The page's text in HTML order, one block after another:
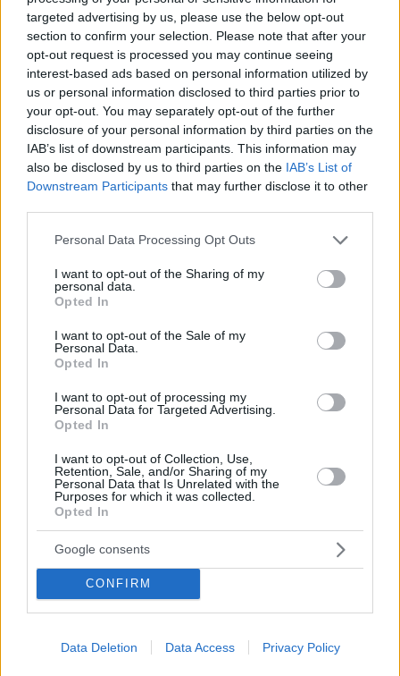
targeted advertising by us, please use the below opt-out
section to confirm your selection. Please note that after your
opt-out request is processed you may continue seeing
interest-based ads based on personal information utilized by
us or personal information disclosed to third parties prior to
your opt-out. You may separately opt-out of the further
disclosure of your personal information by third parties on the
IAB’s list of downstream participants. This information may
also be disclosed by us to third parties on the IAB’s List of
Downstream Participants that may further disclose it to other
Please note that this website/app uses one or more Google
not limited to your visit or usage behaviour. You may click to
grant or deny consent to Google and its third-party tags to
use your data for below specified purposes in below Google
consent section.
Personal Data Processing Opt Outs
I want to opt-out of the Sharing of my
personal data.
Opted In
I want to opt-out of the Sale of my
Personal Data.
Opted In
I want to opt-out of processing my
Personal Data for Targeted Advertising.
Opted In
I want to opt-out of Collection, Use,
Retention, Sale, and/or Sharing of my
Personal Data that Is Unrelated with the
Purposes for which it was collected.
Opted In
Google consents
CONFIRM
Data Deletion Data Access Privacy Policy
Zoltán Tarr (stellvertretender Vorsitzender der Theiß-
Partei und Leiter der EP-Delegation, Abgeordneter für
den Budapester Wahlkreis 16) – Minister für soziale
Beziehungen und Kultur
Zoltán Tanács (Verantwortlicher für das Programm der
Theiß-Partei für ein funktionelles und menschliches
Ungarn, zukünftiger Abgeordneter für Budapest) –
Minister für Wissenschaft und Technologie
In der Zwischenzeit wurde bereits ein Regierungskommissar
bestätigt:
Kriszta Bódis (Abgeordnete für Jozsefvaros,
Budapester Wahlkreis 2) – Kommissarin für